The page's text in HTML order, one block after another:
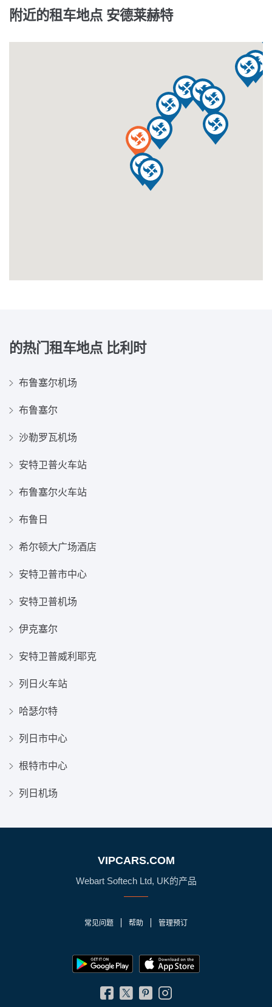
附近的租车地点 安德莱赫特
的热门租车地点 比利时
布鲁塞尔机场
布鲁塞尔
沙勒罗瓦机场
安特卫普火车站
布鲁塞尔火车站
布鲁日
希尔顿大广场酒店
安特卫普市中心
安特卫普机场
伊克塞尔
安特卫普威利耶克
列日火车站
哈瑟尔特
列日市中心
根特市中心
列日机场
VIPCARS.COM
Webart Softech Ltd, UK的产品
常见问题 帮助 管理预订